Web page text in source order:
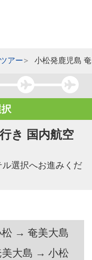
アー 小松発鹿児島
き 国内航空
選択へお進みくだ
→ 奄美大島
美大島 → 小松